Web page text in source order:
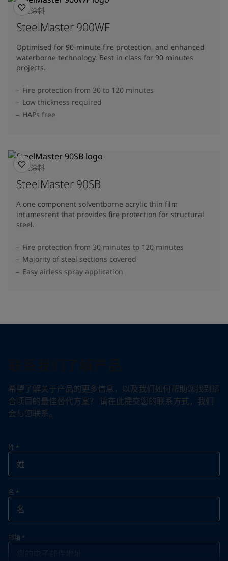
防火涂料
SteelMaster 900WF
Optimised for 90-minute fire protection, and enhanced
waterborne technology. Best in class for 90 minutes
projects.
Fire protection from 30 to 120 minutes
Low thickness required
HAPs free
防火涂料
SteelMaster 90SB
A one component solventborne acrylic thin film
intumescent that provides fire protection for structural
steel.
Fire protection from 30 minutes to 120 minutes
Majority of steel sections covered
Easy airless spray application
希望了解关于产品的更多信息，以及我们如何帮助您找到适
合项目的最佳替代方案？ 请在此提交您的联系方式，我们
会与您联系。
姓 *
名 *
邮箱 *